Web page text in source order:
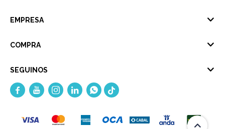
EMPRESA
COMPRA
SEGUINOS
    